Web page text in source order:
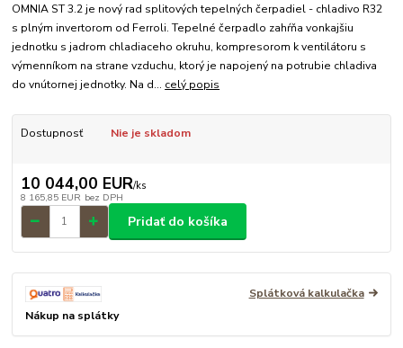
OMNIA ST 3.2 je nový rad splitových tepelných čerpadiel - chladivo R32
s plným invertorom od Ferroli. Tepelné čerpadlo zahŕňa vonkajšiu
jednotku s jadrom chladiaceho okruhu, kompresorom k ventilátoru s
výmenníkom na strane vzduchu, ktorý je napojený na potrubie chladiva
do vnútornej jednotky. Na d... celý popis
Dostupnosť Nie je skladom
10 044,00 EUR/ks
8 165,85 EUR bez DPH
Pridať do košíka
Splátková kalkulačka
Nákup na splátky